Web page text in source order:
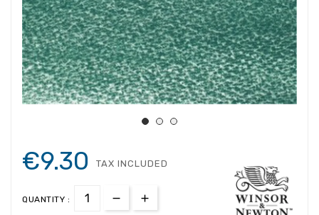
€9.30 TAX INCLUDED
QUANTITY :